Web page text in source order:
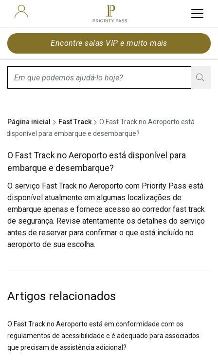
Encontre salas VIP e muito mais
Página inicial Fast Track
O Fast Track no Aeroporto está
disponível para embarque e desembarque?
O Fast Track no Aeroporto está disponível para
embarque e desembarque?
O serviço Fast Track no Aeroporto com Priority Pass está
disponível atualmente em algumas localizações de
embarque apenas e fornece acesso ao corredor fast track
de segurança. Revise atentamente os detalhes do serviço
antes de reservar para confirmar o que está incluído no
aeroporto de sua escolha.
Artigos relacionados
O Fast Track no Aeroporto está em conformidade com os
regulamentos de acessibilidade e é adequado para associados
que precisam de assistência adicional?